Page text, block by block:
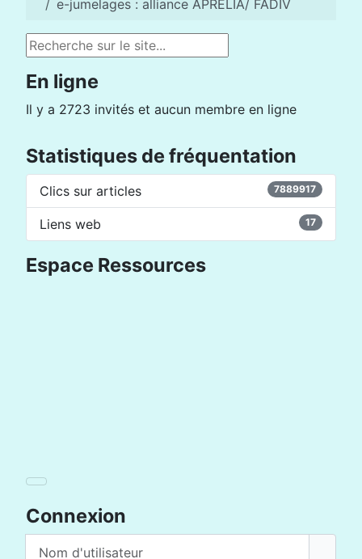
Espace Ressources
Connexion
e-jumelages : alliance APRELIA/ FADIV
Rechercher
En ligne
Il y a 2723 invités et aucun membre en ligne
Statistiques de fréquentation
Clics sur articles 7889917
Liens web 17